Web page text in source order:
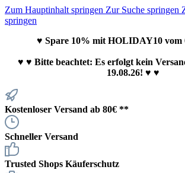
Zum Hauptinhalt springen Zur Suche springen
springen
♥ Spare 10% mit HOLIDAY10 vom
♥ ♥ Bitte beachtet: Es erfolgt kein
19.08.26! ♥ ♥
Kostenloser Versand ab 80€ **
Schneller Versand
Trusted Shops Käuferschutz